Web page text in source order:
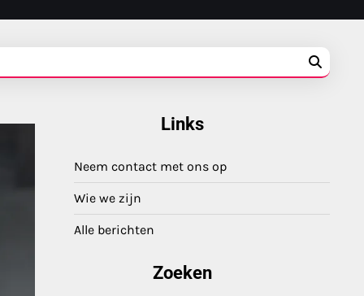
Links
Neem contact met ons op
Wie we zijn
Alle berichten
Zoeken